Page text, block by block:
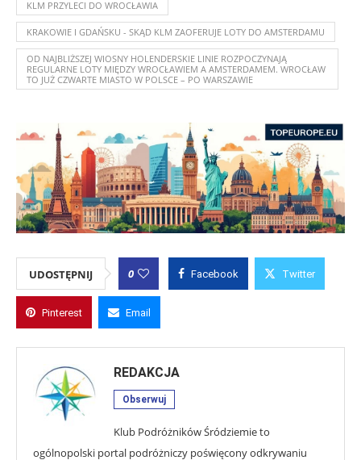
KLM PRZYLECI DO WROCŁAWIA
KRAKOWIE I GDAŃSKU - SKĄD KLM ZAOFERUJE LOTY DO AMSTERDAMU
OD NAJBLIŻSZEJ WIOSNY HOLENDERSKIE LINIE ROZPOCZYNAJĄ
REGULARNE LOTY MIĘDZY WROCŁAWIEM A AMSTERDAMEM. WROCŁAW
TO JUŻ CZWARTE MIASTO W POLSCE – PO WARSZAWIE
UDOSTĘPNIJ 0 Facebook Twitter
Pinterest Email
REDAKCJA
Obserwuj
Klub Podróżników Śródziemie to
ogólnopolski portal podróżniczy poświęcony odkrywaniu